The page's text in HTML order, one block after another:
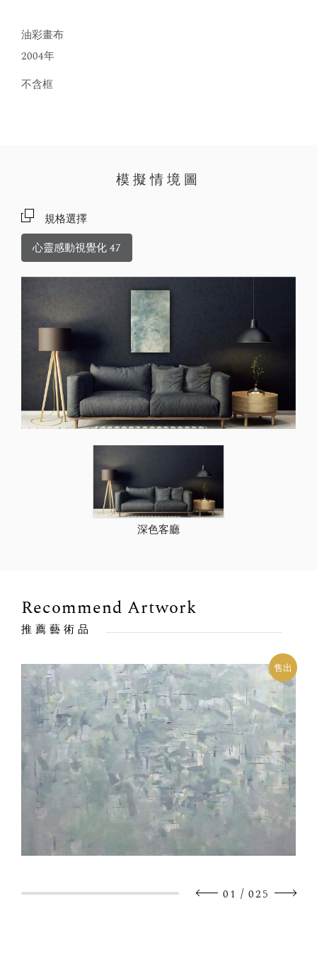
油彩畫布
2004年
不含框
模擬情境圖
規格選擇
心靈感動視覺化 47
深色客廳
Recommend Artwork
推薦藝術品
售出
01 / 025